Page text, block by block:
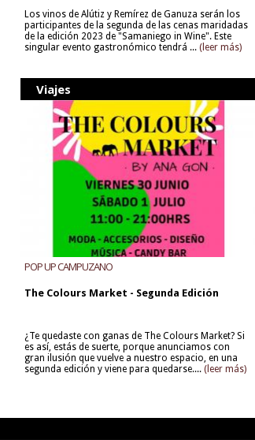
Los vinos de Alútiz y Remírez de Ganuza serán los
participantes de la segunda de las cenas maridadas
de la edición 2023 de "Samaniego in Wine". Este
singular evento gastronómico tendrá ... (leer más)
Viajes
POP UP CAMPUZANO
The Colours Market - Segunda Edición
¿Te quedaste con ganas de The Colours Market? Si
es así, estás de suerte, porque anunciamos con
gran ilusión que vuelve a nuestro espacio, en una
segunda edición y viene para quedarse.... (leer más)